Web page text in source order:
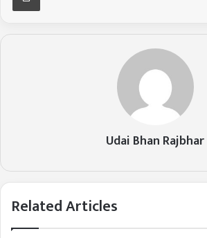
Udai Bhan Rajbhar
Related Articles